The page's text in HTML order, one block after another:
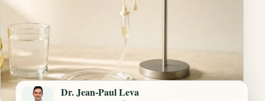
Dr. Jean-Paul Leva